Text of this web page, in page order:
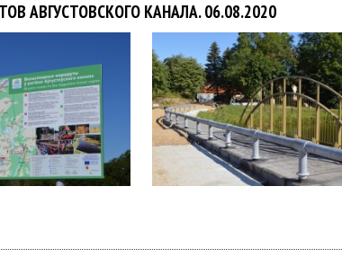
АВГУСТОВСКОГО КАНАЛА. 06.08.2020